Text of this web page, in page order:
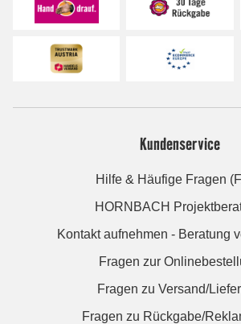
Kundenservice
Hilfe & Häufige Fragen
HORNBACH
Kontakt aufnehmen - Beratung
Fragen zur
Fragen zu Versand/
Fragen zu Rückgabe/